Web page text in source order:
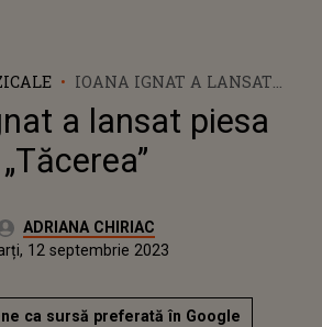
IOANA IGNAT A LANSAT
PIESA „TĂCEREA”
a lansat piesa
„Tăcerea”
ADRIANA CHIRIAC
12 septembrie 2023
ca sursă preferată în Google